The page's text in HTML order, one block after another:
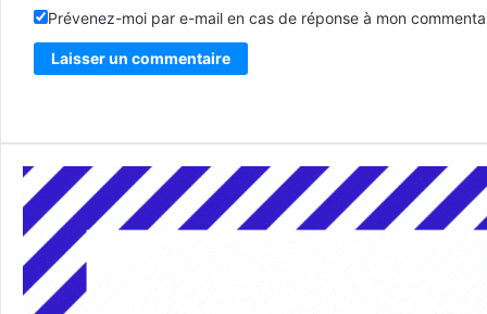
Prévenez-moi par e-mail en cas de réponse à mon